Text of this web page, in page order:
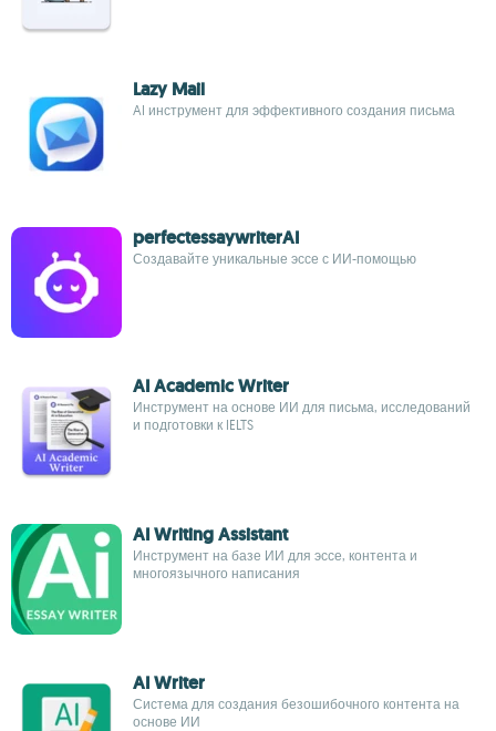
Lazy Mail
AI инструмент для эффективного создания письма
perfectessaywriterAI
Создавайте уникальные эссе с ИИ-помощью
AI Academic Writer
Инструмент на основе ИИ для письма, исследований
и подготовки к IELTS
AI Writing Assistant
Инструмент на базе ИИ для эссе, контента и
многоязычного написания
AI Writer
Система для создания безошибочного контента на
основе ИИ